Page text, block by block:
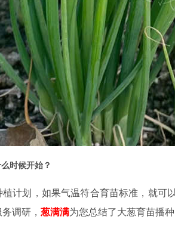
时候开始？
计划，如果气温符合育苗标准，就可
调研， 葱满满为您总结了大葱育苗播